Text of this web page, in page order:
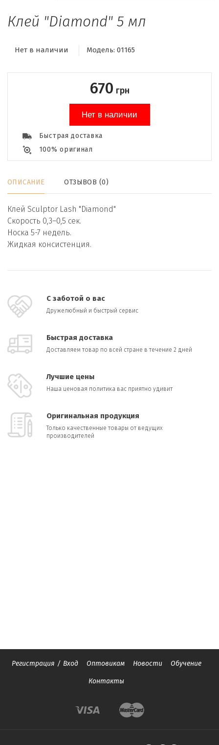
Клей "Diamond" 5 мл
Нет в наличии Модель: 01165
670 грн
Нет в наличии
Быстрая доставка
100% оригинал
ОПИСАНИЕ ОТЗЫВОВ (0)
Клей Sculptor Lash "Diamond"
Скорость 0,3–0,5 сек.
Носка 5-7 недель.
Жидкая консистенция.
С заботой о вас
Дружелюбный и быстрый сервис
Быстрая доставка
Доставляем товар по всей стране в течение 2 дней
Лучшие цены
Наша ценовая политика вас приятно удивит
Оригинальная продукция
Только качественные товары от ведущих
производителей
Регистрация / Вход Оптовикам Новости Обучение
Контакты